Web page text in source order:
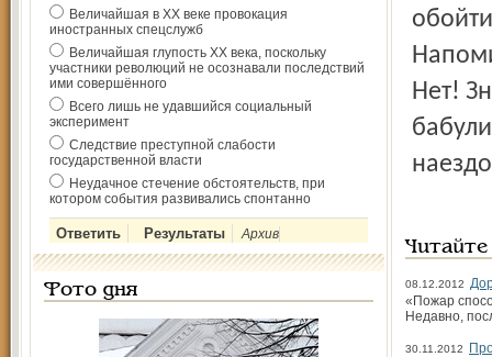
Величайшая в ХХ веке провокация
иностранных спецслужб
Величайшая глупость ХХ века, поскольку
участники революций не осознавали последствий
ими совершённого
Всего лишь не удавшийся социальный
эксперимент
Следствие преступной слабости
государственной власти
Неудачное стечение обстоятельств, при
котором события развивались спонтанно
Архив
Фото дня
Нет!
08.12.2012
«Пожар
Недавно,
30.11.2012